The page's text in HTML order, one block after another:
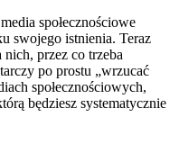
społecznościowe
swojego istnienia. Teraz
przez co trzeba
po prostu „wrzucać
społecznościowych,
będziesz systematycznie